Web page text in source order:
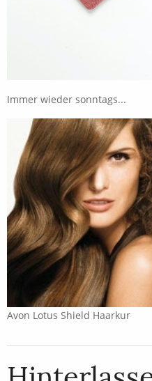
Immer wieder sonntags...
Avon Lotus Shield Haarkur